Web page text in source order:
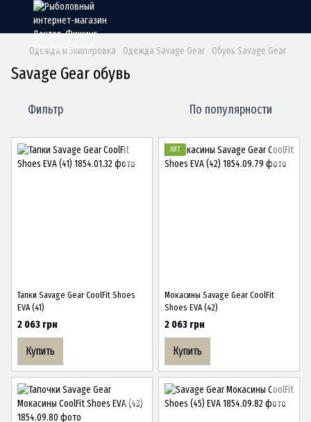
Одежда и Экипировка Одежда Savage Gear Обувь Savage Gear
Savage Gear обувь
Фильтр По популярности
Тапки Savage Gear CoolFit Shoes
EVA (41)
2 063 грн
Купить
ХИТ
Мокасины Savage Gear CoolFit
Shoes EVA (42)
2 063 грн
Купить